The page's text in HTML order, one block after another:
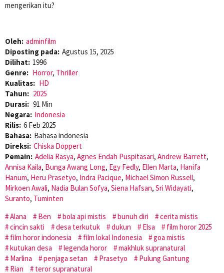
mengerikan itu?
Oleh: adminfilm
Diposting pada: Agustus 15, 2025
Dilihat: 1996
Genre: Horror, Thriller
Kualitas: HD
Tahun: 2025
Durasi: 91 Min
Negara: Indonesia
Rilis: 6 Feb 2025
Bahasa: Bahasa indonesia
Direksi: Chiska Doppert
Pemain: Adelia Rasya, Agnes Endah Puspitasari, Andrew Barrett,
Annisa Kaila, Bunga Awang Long, Egy Fedly, Ellen Marta, Hanifa
Hanum, Heru Prasetyo, Indra Pacique, Michael Simon Russell,
Mirkoen Awali, Nadia Bulan Sofya, Siena Hafsan, Sri Widayati,
Suranto, Tuminten
Alana
Ben bola api mistis bunuh diri
cerita mistis
cincin sakti
desa terkutuk dukun Elsa
film horor 2025
film horor indonesia
film lokal Indonesia
goa mistis
kutukan desa
legenda horor
makhluk supranatural
Marlina
penjaga setan Prasetyo
Pulung Gantung
Rian
teror supranatural